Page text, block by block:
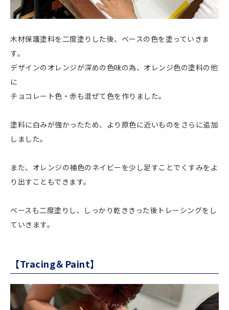
木材保護塗料を二度塗りした後、ベースの色を塗っていきま
す。
デザインのオレンジが深めの色味の為、オレンジ色の塗料の他
に
チョコレート色・赤も混ぜて色を作りました。
塗料に白みが強かったため、より原色に近いものをさらに追加
しました。
また、オレンジの補色のネイビーを少し足すことでくすみをよ
り出すこともできます。
ベースも二度塗りし、しっかり乾ききった後トレーシングをし
ていきます。
【Tracing＆Paint】